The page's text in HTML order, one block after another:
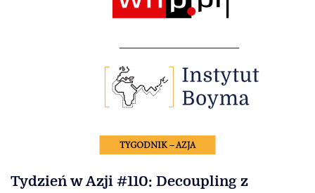
TYGODNIK – AZJA
Tydzień w Azji #110: Decoupling z